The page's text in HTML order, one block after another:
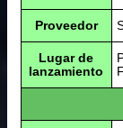
Proveedor
Lugar de
lanzamiento